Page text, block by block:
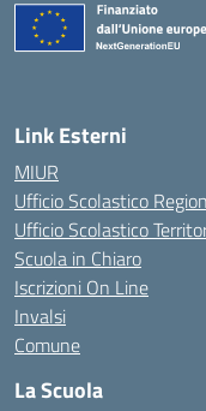
Link Esterni
MIUR
Ufficio Scolastico
Ufficio Scolastico
Scuola in Chiaro
Iscrizioni On Line
Invalsi
Comune
La Scuola